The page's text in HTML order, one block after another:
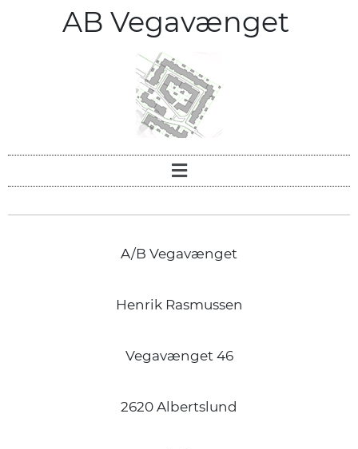
AB Vegavænget
A/B Vegavænget
Henrik Rasmussen
Vegavænget 46
2620 Albertslund